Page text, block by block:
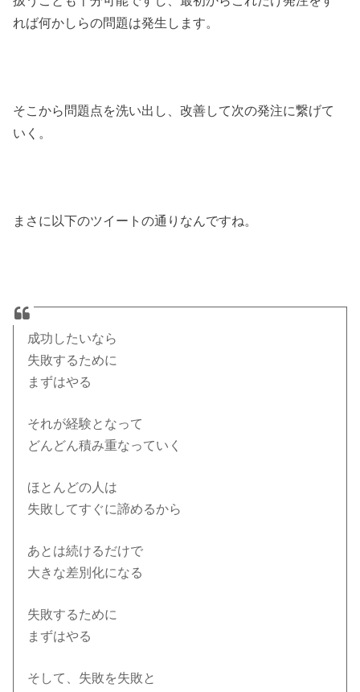
れば何かしらの問題は発生します。
そこから問題点を洗い出し、改善して次の発注に繋げて
いく。
まさに以下のツイートの通りなんですね。
成功したいなら
失敗するために
まずはやる
それが経験となって
どんどん積み重なっていく
ほとんどの人は
失敗してすぐに諦めるから
あとは続けるだけで
大きな差別化になる
失敗するために
まずはやる
そして、失敗を失敗と